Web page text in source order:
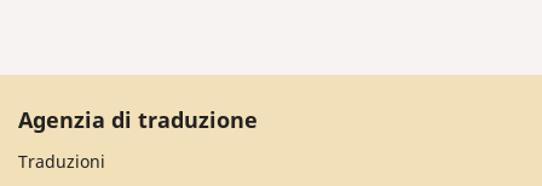
Agenzia di traduzione
Traduzioni